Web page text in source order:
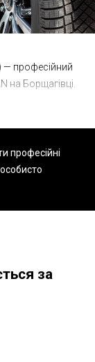
професійні
особисто
— професійний
на Борщагівці.
за